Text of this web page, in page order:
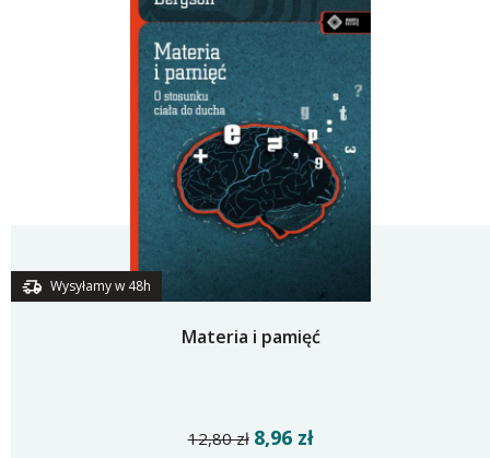
Wysyłamy w 48h
Materia i pamięć
12,80 zł 8,96 zł